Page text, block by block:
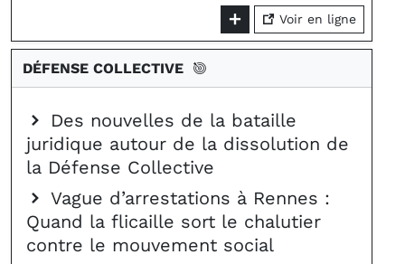
Voir en ligne
DÉFENSE COLLECTIVE
Des nouvelles de la bataille
juridique autour de la dissolution de
la Défense Collective
Vague d’arrestations à Rennes :
Quand la flicaille sort le chalutier
contre le mouvement social